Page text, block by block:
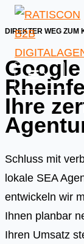
Skip
to
content
DIREKTER WEG ZUM
Ihre
Schluss mit
lokale SEA
entwickeln wir
Ihnen planbar
Ihren Umsatz